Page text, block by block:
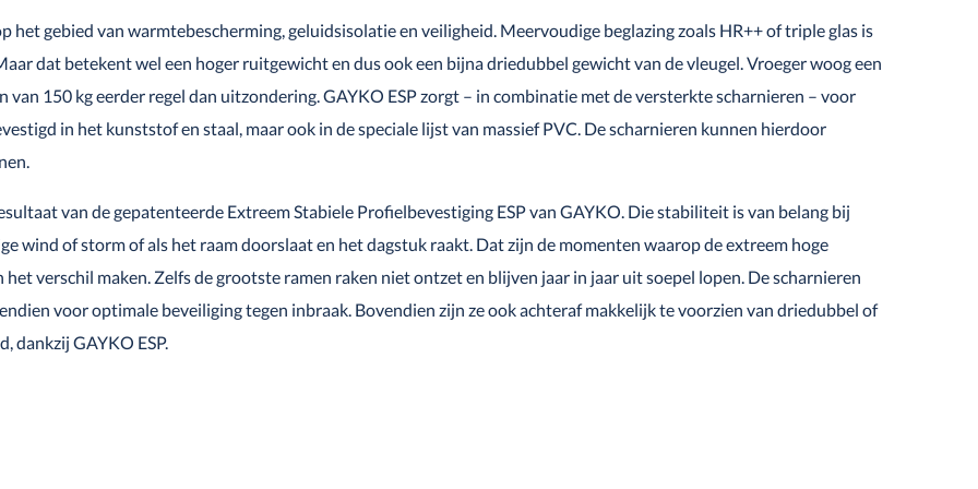
het gebied van warmtebescherming, geluidsisolatie en veiligheid. Meervoudige beglazing zoals HR++ of triple glas is
dat betekent wel een hoger ruitgewicht en dus ook een bijna driedubbel gewicht van de vleugel. Vroeger woog een
van 150 kg eerder regel dan uitzondering. GAYKO ESP zorgt – in combinatie met de versterkte scharnieren – voor
in het kunststof en staal, maar ook in de speciale lijst van massief PVC. De scharnieren kunnen hierdoor
van de gepatenteerde Extreem Stabiele Profielbevestiging ESP van GAYKO. Die stabiliteit is van belang bij
wind of storm of als het raam doorslaat en het dagstuk raakt. Dat zijn de momenten waarop de extreem hoge
verschil maken. Zelfs de grootste ramen raken niet ontzet en blijven jaar in jaar uit soepel lopen. De scharnieren
voor optimale beveiliging tegen inbraak. Bovendien zijn ze ook achteraf makkelijk te voorzien van driedubbel of
dankzij GAYKO ESP.